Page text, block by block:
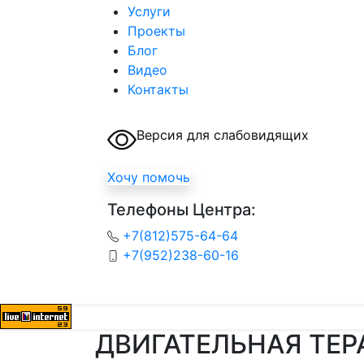
Услуги
Проекты
Блог
Видео
Контакты
Версия для слабовидящих
Хочу помочь
Телефоны Центра:
+7(812)575-64-64
+7(952)238-60-16
ДВИГАТЕЛЬНАЯ